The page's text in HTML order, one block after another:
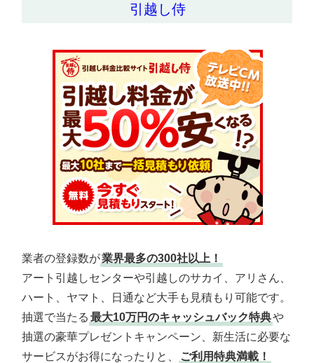
引越し侍
業者の登録数が業界最多の300社以上！
アート引越しセンターや引越しのサカイ、アリさん、
ハート、ヤマト、日通など大手も見積もり可能です。
抽選で当たる 最大10万円のキャッシュバック特典や
抽選の豪華プレゼントキャンペーン、新生活に必要な
サービスがお得になったりと、
ご利用特典満載！